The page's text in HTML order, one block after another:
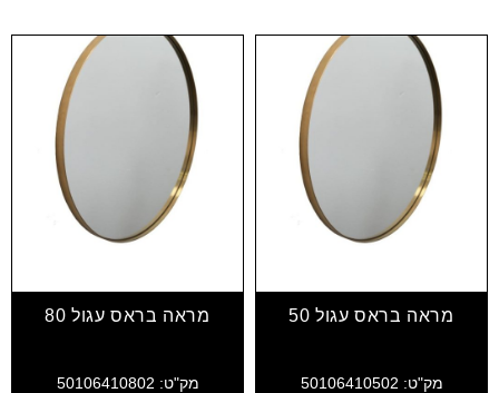
מראה בראס עגול 50
מק"ט: 50106410502
מראה בראס עגול 80
מק"ט: 50106410802